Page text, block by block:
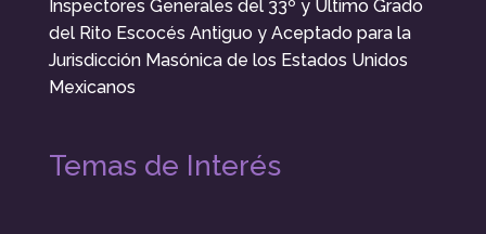
Inspectores Generales del 33º y Último Grado
del Rito Escocés Antiguo y Aceptado para la
Jurisdicción Masónica de los Estados Unidos
Mexicanos
Temas de Interés